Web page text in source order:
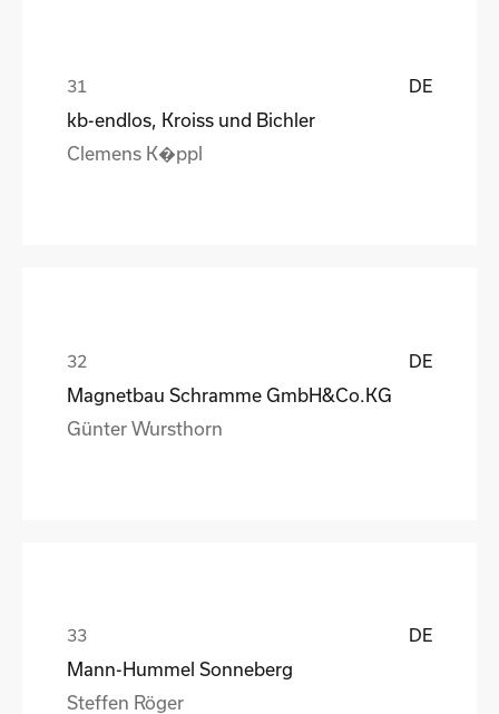
DE
kb-endlos, Kroiss und Bichler
Clemens K�ppl
DE
Magnetbau Schramme GmbH&Co.KG
Günter Wursthorn
DE
Mann-Hummel Sonneberg
Steffen Röger